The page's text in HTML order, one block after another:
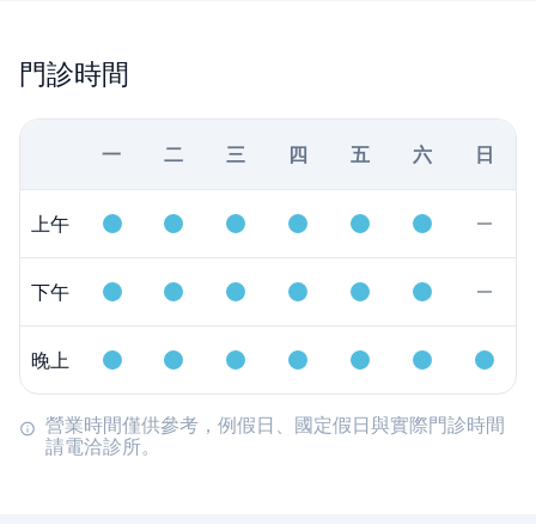
門診時間
一 二 三 四 五 六 日
上午
下午
晚上
營業時間僅供參考，例假日、國定假日與實際門診時間
請電洽診所。